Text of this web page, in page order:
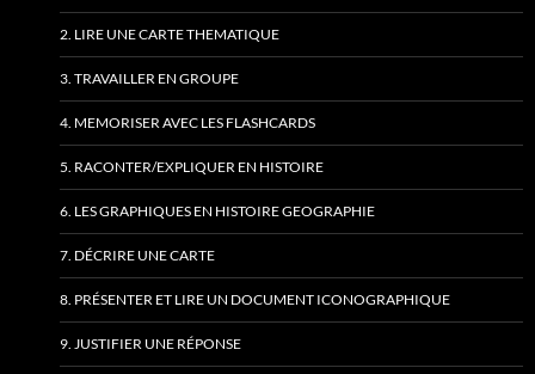
2. LIRE UNE CARTE THEMATIQUE
3. TRAVAILLER EN GROUPE
4. MEMORISER AVEC LES FLASHCARDS
5. RACONTER/EXPLIQUER EN HISTOIRE
6. LES GRAPHIQUES EN HISTOIRE GEOGRAPHIE
7. DÉCRIRE UNE CARTE
8. PRÉSENTER ET LIRE UN DOCUMENT ICONOGRAPHIQUE
9. JUSTIFIER UNE RÉPONSE